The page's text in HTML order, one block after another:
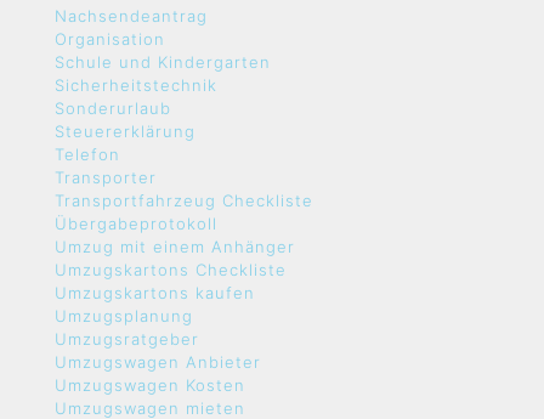
Nachsendeantrag
Organisation
Schule und Kindergarten
Sicherheitstechnik
Sonderurlaub
Steuererklärung
Telefon
Transporter
Transportfahrzeug Checkliste
Übergabeprotokoll
Umzug mit einem Anhänger
Umzugskartons Checkliste
Umzugskartons kaufen
Umzugsplanung
Umzugsratgeber
Umzugswagen Anbieter
Umzugswagen Kosten
Umzugswagen mieten